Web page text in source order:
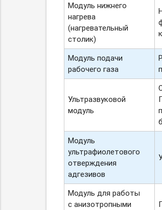
Модуль нижнего
нагрева
(нагревательный
столик)
Модуль подачи
рабочего газа
Ультразвуковой
модуль
Модуль
ультрафиолетового
отверждения
адгезивов
Модуль для работы
с анизотропными